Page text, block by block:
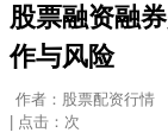
股票融资融
作与风险
作者：股票配资行情
| 点击： 次